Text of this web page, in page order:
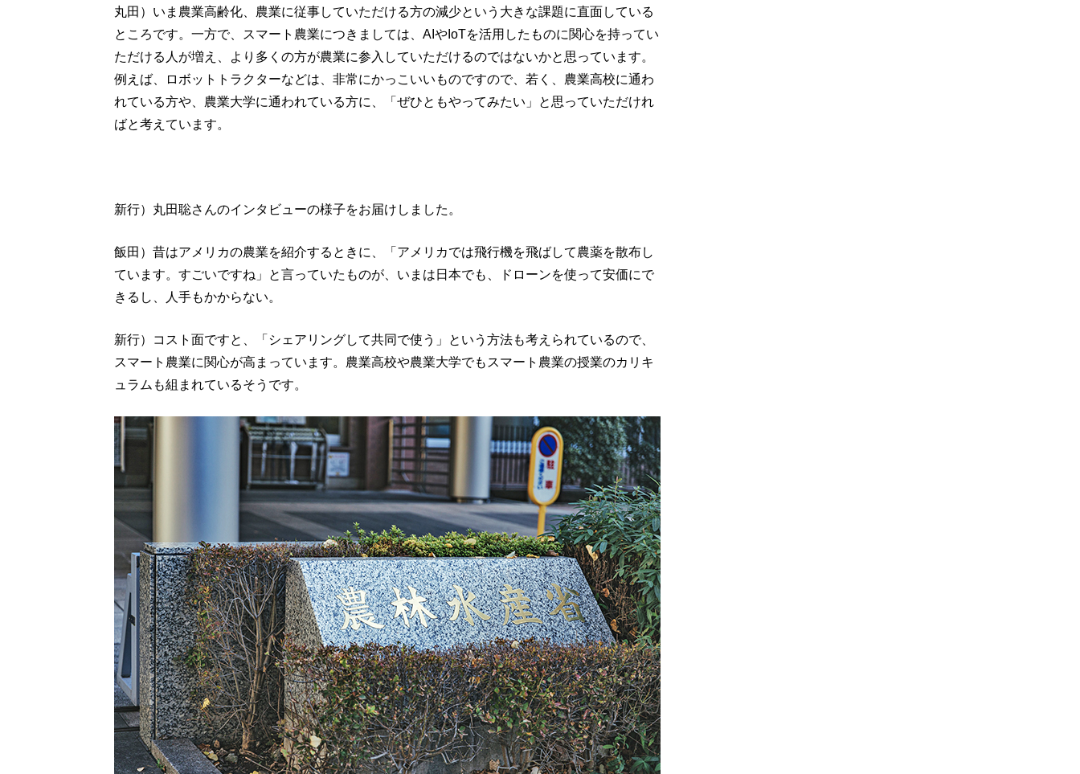
丸田）いま農業高齢化、農業に従事していただける方の減少という大きな課題に直面している
ところです。一方で、スマート農業につきましては、AIやIoTを活用したものに関心を持ってい
ただける人が増え、より多くの方が農業に参入していただけるのではないかと思っています。
例えば、ロボットトラクターなどは、非常にかっこいいものですので、若く、農業高校に通わ
れている方や、農業大学に通われている方に、「ぜひともやってみたい」と思っていただけれ
ばと考えています。
新行）丸田聡さんのインタビューの様子をお届けしました。
飯田）昔はアメリカの農業を紹介するときに、「アメリカでは飛行機を飛ばして農薬を散布し
ています。すごいですね」と言っていたものが、いまは日本でも、ドローンを使って安価にで
きるし、人手もかからない。
新行）コスト面ですと、「シェアリングして共同で使う」という方法も考えられているので、
スマート農業に関心が高まっています。農業高校や農業大学でもスマート農業の授業のカリキ
ュラムも組まれているそうです。